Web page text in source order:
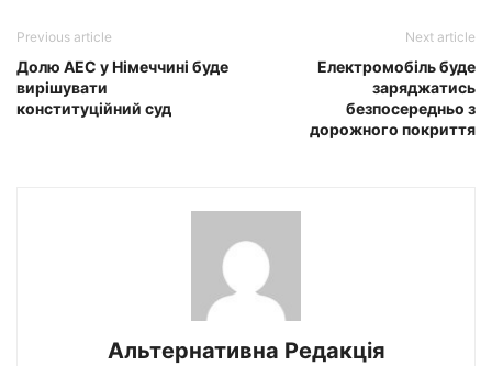
Previous article
Долю АЕС у Німеччині буде
вирішувати
конституційний суд
Next article
Електромобіль буде
заряджатись
безпосередньо з
дорожного покриття
Альтернативна Редакція